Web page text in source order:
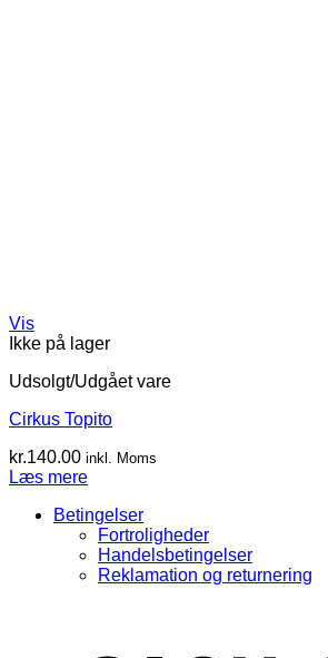
Vis
Ikke på lager
Udsolgt/Udgået vare
Cirkus Topito
kr.140.00 inkl. Moms
Læs mere
Betingelser
Fortroligheder
Handelsbetingelser
Reklamation og returnering